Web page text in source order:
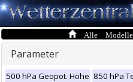
Alle Modelle
Parameter
500 hPa Geopot. Höhe 850 hPa